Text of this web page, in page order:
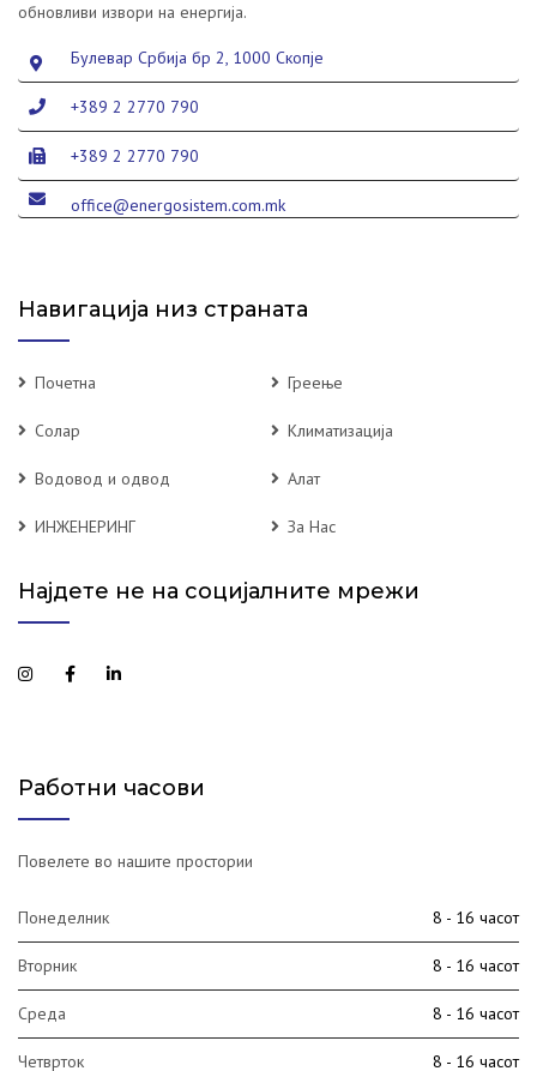
обновливи извори на енергија.
Булевар Србија бр 2, 1000 Скопје
+389 2 2770 790
+389 2 2770 790
office@energosistem.com.mk
Навигација низ страната
Почетна Греење
Солар Климатизација
Водовод и одвод Алат
ИНЖЕНЕРИНГ За Нас
Најдете не на социјалните мрежи
Работни часови
Повелете во нашите простории
Понеделник 8 - 16 часот
Вторник 8 - 16 часот
Среда 8 - 16 часот
Четврток 8 - 16 часот